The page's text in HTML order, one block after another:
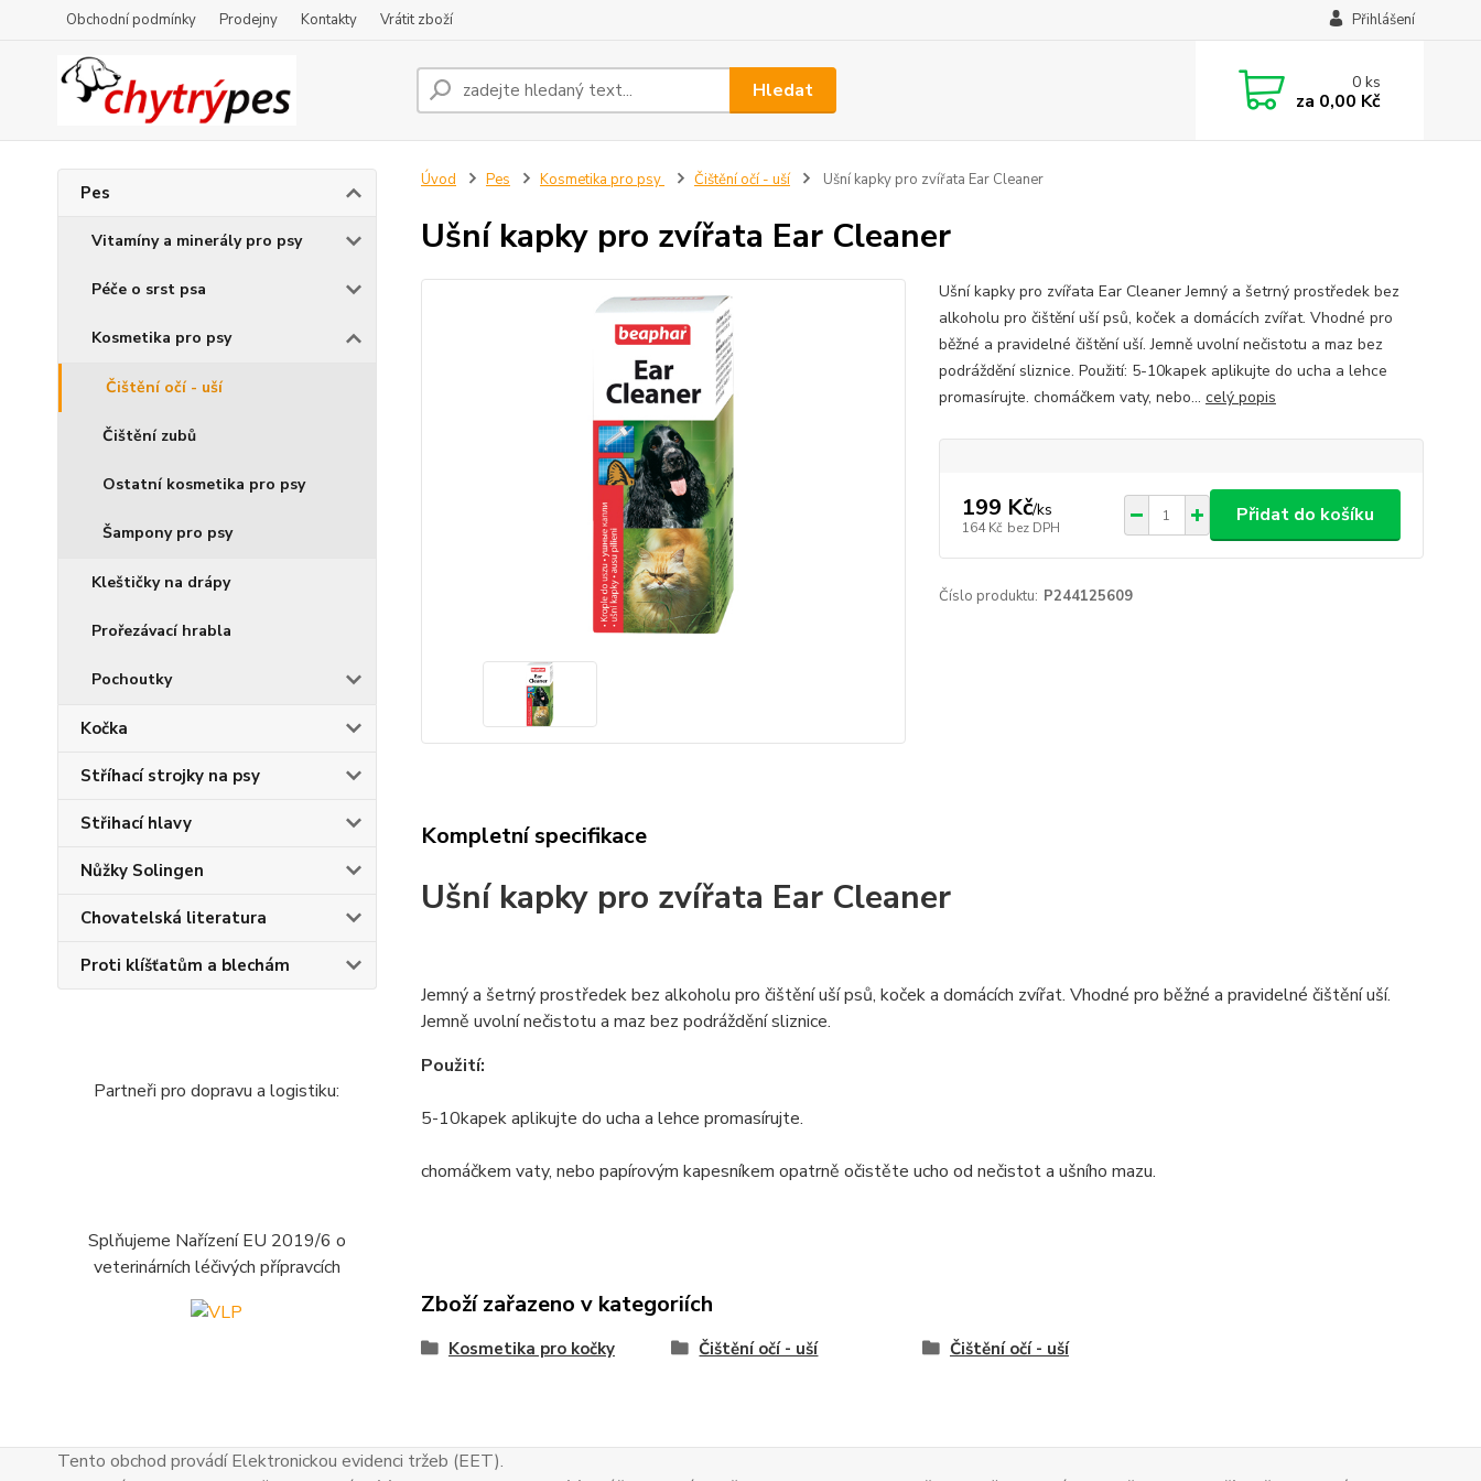
Obchodní podmínky Prodejny Kontakty Vrátit zboží Přihlášení
Hledat 0ks
za 0,00 Kč
Pes
Vitamíny a minerály pro psy
Péče o srst psa
Kosmetika pro psy
Čištění očí - uší
Čištění zubů
Ostatní kosmetika pro psy
Šampony pro psy
Kleštičky na drápy
Prořezávací hrabla
Pochoutky
Kočka
Stříhací strojky na psy
Střihací hlavy
Nůžky Solingen
Chovatelská literatura
Proti klíšťatům a blechám
Partneři pro dopravu a logistiku:
Splňujeme Nařízení EU 2019/6 o
veterinárních léčivých přípravcích
Úvod Pes Kosmetika pro psy Čištění očí - uší Ušní kapky pro zvířata Ear Cleaner
Ušní kapky pro zvířata Ear Cleaner
Ušní kapky pro zvířata Ear Cleaner Jemný a šetrný prostředek bez
alkoholu pro čištění uší psů, koček a domácích zvířat. Vhodné pro
běžné a pravidelné čištění uší. Jemně uvolní nečistotu a maz bez
podráždění sliznice. Použití: 5-10kapek aplikujte do ucha a lehce
promasírujte. chomáčkem vaty, nebo... celý popis
199 Kč/ks
164 Kč bez DPH
Přidat do košíku
Číslo produktu: P244125609
Kompletní specifikace
Ušní kapky pro zvířata Ear Cleaner
Jemný a šetrný prostředek bez alkoholu pro čištění uší psů, koček a domácích zvířat. Vhodné pro běžné a pravidelné čištění uší.
Jemně uvolní nečistotu a maz bez podráždění sliznice.
Použití:
5-10kapek aplikujte do ucha a lehce promasírujte.
chomáčkem vaty, nebo papírovým kapesníkem opatrně očistěte ucho od nečistot a ušního mazu.
Zboží zařazeno v kategoriích
Kosmetika pro kočky Čištění očí - uší Čištění očí - uší
Tento obchod provádí Elektronickou evidenci tržeb (EET).